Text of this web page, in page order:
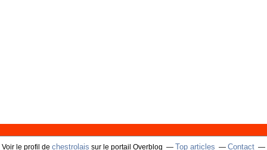
Voir le profil de chestrolais sur le portail Overblog Top articles Contact